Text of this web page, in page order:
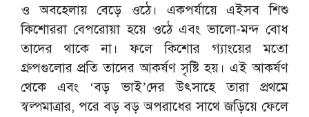
ও অবহেলায় বেড়ে ওঠে। একপর্যায়ে এইসব শিশু
কিশোররা বেপরোয়া হয়ে ওঠে এবং ভালো-মন্দ বোধ
তাদের থাকে না। ফলে কিশোর গ্যাংয়ের মতো
গ্রুপগুলোর প্রতি তাদের আকর্ষণ সৃষ্টি হয়। এই আকর্ষণ
থেকে এবং ‘বড় ভাই’দের উৎসাহে তারা প্রথমে
স্বল্পমাত্রার, পরে বড় বড় অপরাধের সাথে জড়িয়ে ফেলে